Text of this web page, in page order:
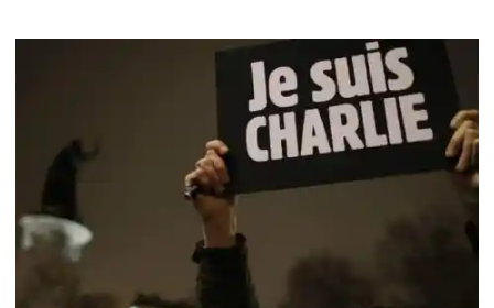
Esse tal de Rock Gaúcho
Se queres salvar o mundo, o veganismo não é a resposta